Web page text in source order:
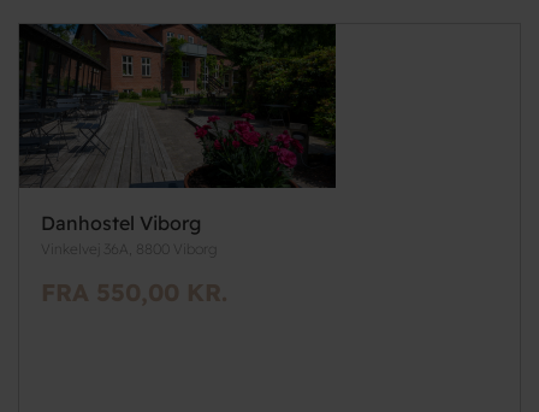
Danhostel Viborg
Vinkelvej 36A, 8800 Viborg
FRA 550,00 KR.